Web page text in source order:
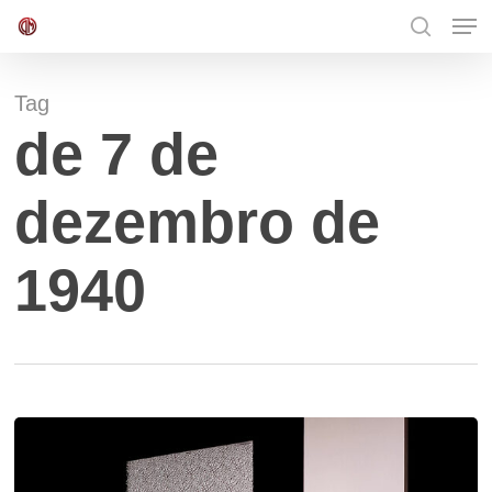
Skip
content
Tag
de 7 de
dezembro de
1940